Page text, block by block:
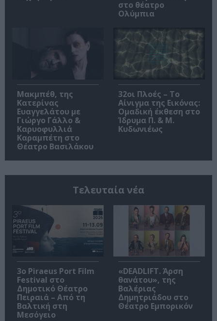
στο θέατρο
Ολύμπια
Μακμπέθ, της
Κατερίνας
Ευαγγελάτου με
Γιώργο Γάλλο &
Καρυοφυλλιά
Καραμπέτη στο
Θέατρο Βασιλάκου
32οι Πλοές – Το
Αίνιγμα της Εικόνας:
Ομαδική έκθεση στο
Ίδρυμα Π. & Μ.
Κυδωνιέως
Τελευταία νέα
3o Piraeus Port Film
Festival στο
Δημοτικό Θέατρο
Πειραιά – Από τη
Βαλτική στη
Μεσόγειο
«DEADLIFT. Άρση
θανάτου», της
Βαλέριας
Δημητριάδου στο
Θέατρο Εμπορικόν